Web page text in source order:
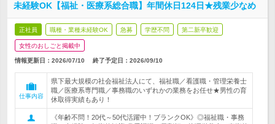
未経験OK【福祉・医療系総合職】年間休日124日★残業少なめ
正社員 職種・業種未経験OK 急募 学歴不問 第二新卒歓迎
女性のおしごと掲載中
情報更新日：2026/07/10 終了予定日： 2026/09/10
仕事内容
県下最大規模の社会福祉法人にて、福祉職／看護職・管理栄養士
職／医療系専門職／事務職のいずれかの業務をお任せ★男性の育
休取得実績もあり！
《年齢不問！20代～50代活躍中！ブランクOK》◎福祉職・事務